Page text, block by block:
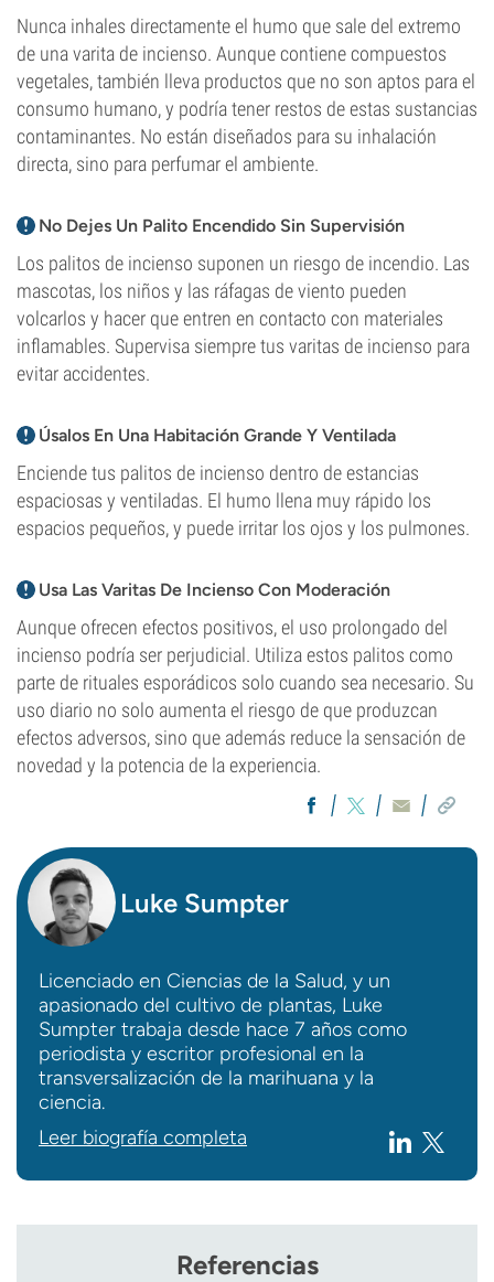
Nunca inhales directamente el humo que sale del extremo
de una varita de incienso. Aunque contiene compuestos
vegetales, también lleva productos que no son aptos para el
consumo humano, y podría tener restos de estas sustancias
contaminantes. No están diseñados para su inhalación
directa, sino para perfumar el ambiente.
No Dejes Un Palito Encendido Sin Supervisión
Los palitos de incienso suponen un riesgo de incendio. Las
mascotas, los niños y las ráfagas de viento pueden
volcarlos y hacer que entren en contacto con materiales
inflamables. Supervisa siempre tus varitas de incienso para
evitar accidentes.
Úsalos En Una Habitación Grande Y Ventilada
Enciende tus palitos de incienso dentro de estancias
espaciosas y ventiladas. El humo llena muy rápido los
espacios pequeños, y puede irritar los ojos y los pulmones.
Usa Las Varitas De Incienso Con Moderación
Aunque ofrecen efectos positivos, el uso prolongado del
incienso podría ser perjudicial. Utiliza estos palitos como
parte de rituales esporádicos solo cuando sea necesario. Su
uso diario no solo aumenta el riesgo de que produzcan
efectos adversos, sino que además reduce la sensación de
novedad y la potencia de la experiencia.
Luke Sumpter
Licenciado en Ciencias de la Salud, y un
apasionado del cultivo de plantas, Luke
Sumpter trabaja desde hace 7 años como
periodista y escritor profesional en la
transversalización de la marihuana y la
ciencia.
Leer biografía completa
Referencias